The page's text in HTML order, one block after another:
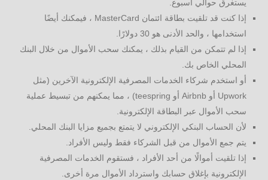
يستغرق حوالي أسبوع.
إذا كنت قد تلقيت بطاقة ائتمان MasterCard ، فيمكنك أيضًا
استخدامها ، والحد الأدنى هو 30 دولارًا.
إذا لم تتمكن من القيام بذلك ، يمكنك سحب الأموال من خلال البنك
المحلي الخاص بك.
أو استخدم شركاء الخدمات المصرفية الإلكترونية الآخرين (مثل
Upwork أو Airbnb أو teespring) ، مما يمكنهم من تبسيط عملية
سحب الأموال عبر البطاقة الإلكترونية.
لأن الحساب البنكي الإلكتروني لا يتمتع بجميع مزايا البنك المحلي.
يتم جمع الأموال من قبل الشركاء فقط وليس الأفراد.
إذا تلقيت أموالًا من أحد الأفراد ، فستقوم الخدمات المصرفية
الإلكترونية بإغلاق حسابك واسترداد الأموال مرة أخرى.